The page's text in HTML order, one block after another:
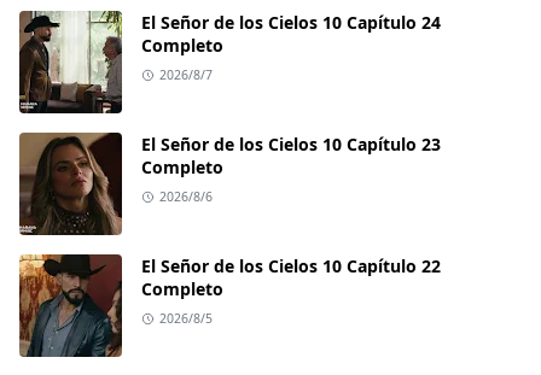
El Señor de los Cielos 10 Capítulo 24
Completo
2026/8/7
El Señor de los Cielos 10 Capítulo 23
Completo
2026/8/6
El Señor de los Cielos 10 Capítulo 22
Completo
2026/8/5